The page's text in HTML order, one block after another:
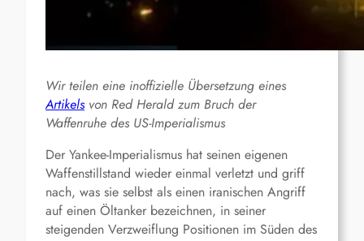
Wir teilen eine inoffizielle Übersetzung eines
Artikelsvon Red Herald zum Bruch der
Waffenruhe des US-Imperialismus
Der Yankee-Imperialismus hat seinen eigenen
Waffenstillstand wieder einmal verletzt und griff
nach, was sie selbst als einen iranischen Angriff
auf einen Öltanker bezeichnen, in seiner
steigenden Verzweiflung Positionen im Süden des